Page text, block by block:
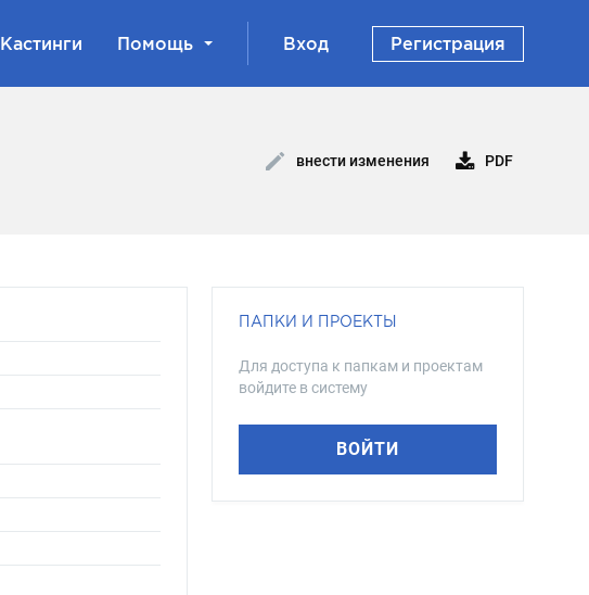
Кастинги Помощь Вход Регистрация
внести изменения PDF
ПАПКИ И ПРОЕКТЫ
Для доступа к папкам и проектам
войдите в систему
ВОЙТИ